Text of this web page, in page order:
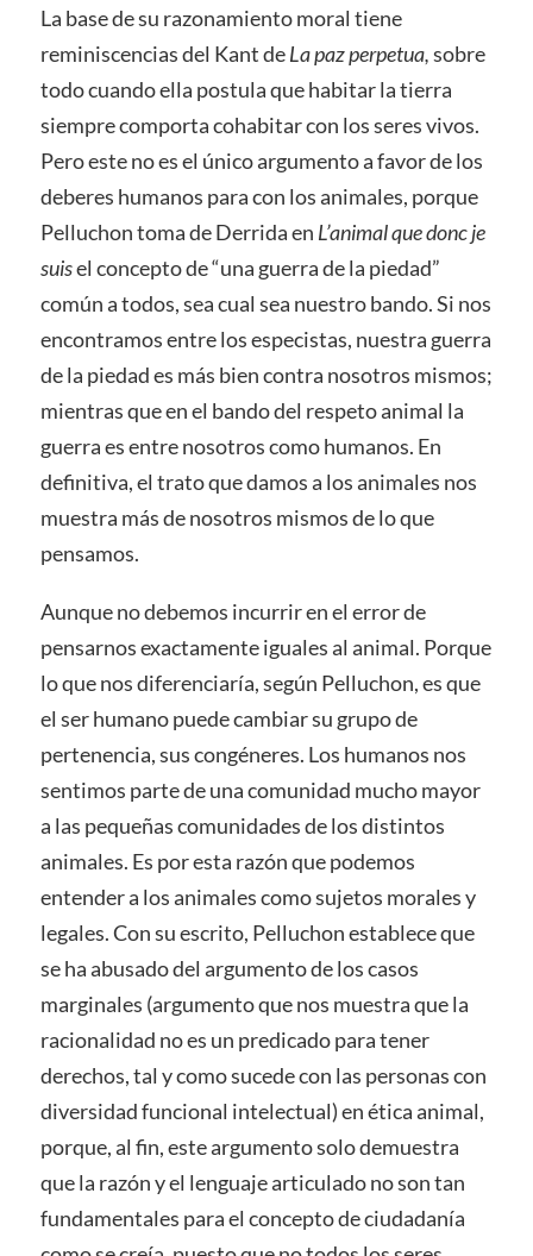
La base de su razonamiento moral tiene
reminiscencias del Kant deLa paz perpetua,sobre
todo cuando ella postula que habitar la tierra
siempre comporta cohabitar con los seres vivos.
Pero este no es el único argumento a favor de los
deberes humanos para con los animales, porque
Pelluchon toma de Derrida en L’animal que donc je
suisel concepto de “una guerra de la piedad”
común a todos, sea cual sea nuestro bando. Si nos
encontramos entre los especistas, nuestra guerra
de la piedad es más bien contra nosotros mismos;
mientras que en el bando del respeto animal la
guerra es entre nosotros como humanos. En
definitiva, el trato que damos a los animales nos
muestra más de nosotros mismos de lo que
pensamos.
Aunque no debemos incurrir en el error de
pensarnos exactamente iguales al animal. Porque
lo que nos diferenciaría, según Pelluchon, es que
el ser humano puede cambiar su grupo de
pertenencia, sus congéneres. Los humanos nos
sentimos parte de una comunidad mucho mayor
a las pequeñas comunidades de los distintos
animales. Es por esta razón que podemos
entender a los animales como sujetos morales y
legales. Con su escrito, Pelluchon establece que
se ha abusado del argumento de los casos
marginales (argumento que nos muestra que la
racionalidad no es un predicado para tener
derechos, tal y como sucede con las personas con
diversidad funcional intelectual) en ética animal,
porque, al fin, este argumento solo demuestra
que la razón y el lenguaje articulado no son tan
fundamentales para el concepto de ciudadanía